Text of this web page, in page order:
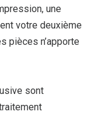
une
votre deuxième
pièces n’apporte
sont